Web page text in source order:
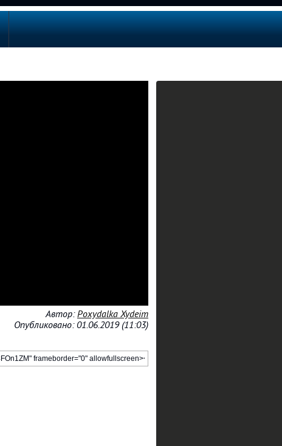
Автор:Poxydalka Xydeim
Опубликовано: 01.06.2019 (11:03)